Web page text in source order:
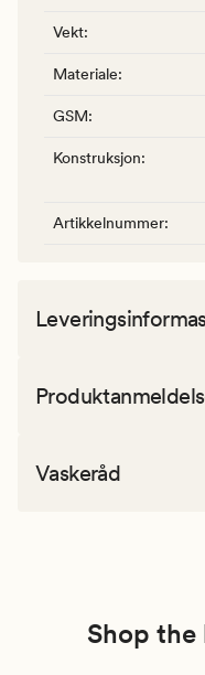
Vekt:
Materiale:
GSM:
Konstruksjon:
Artikkelnummer:
Vaskeråd
Shop the